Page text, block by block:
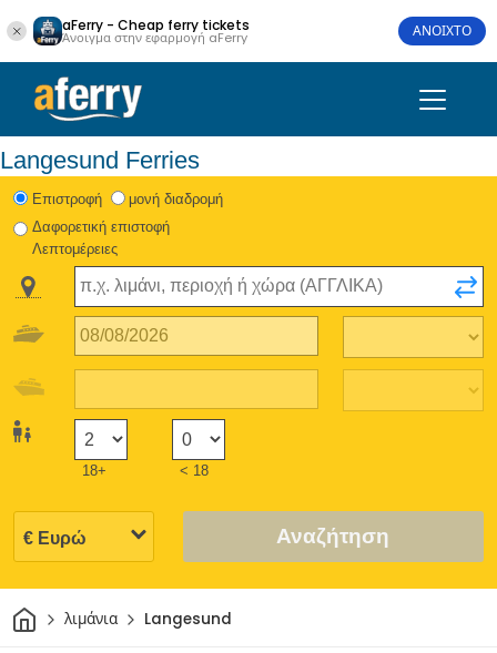
aFerry - Cheap ferry tickets
Άνοιγμα στην εφαρμογή aFerry ΑΝΟΙΧΤΟ
Langesund Ferries
Eπιστροφή
μονή διαδρομή
Δαφορετική επιστοφή
Λεπτομέρειες
18+ < 18
Αναζήτηση
Σπίτιλιμάνια Langesund